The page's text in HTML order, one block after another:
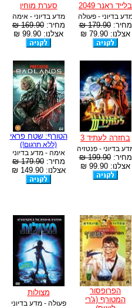
בלייד ראנר 2049
בדיוני - פעולה
מחיר:179.90 ₪
אצלנו: 79.90 ₪
סערת מוחין
מדע בדיוני - אימה
מחיר:169.90 ₪
אצלנו: 99.90 ₪
בחזרה לעתיד 3
בדיוני - פנטזיה
מחיר:199.90 ₪
אצלנו: 99.90 ₪
הטורף: שטח פראי
(ללא תרגום!)
אימה - מדע בדיוני
מחיר:179.90 ₪
אצלנו: 149.90 ₪
הפרופסור
המטורף (ג'רי
מצולות
פעולה - מדע בדיוני